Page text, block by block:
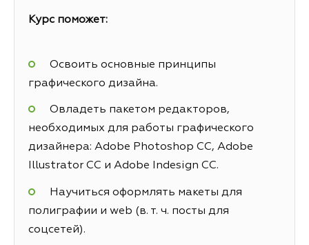
Курс поможет:
Освоить основные принципы
графического дизайна.
Овладеть пакетом редакторов,
необходимых для работы графического
дизайнера: Adobe Photoshop CC, Adobe
Illustrator CC и Adobe Indesign CC.
Научиться оформлять макеты для
полиграфии и web (в. т. ч. посты для
соцсетей).